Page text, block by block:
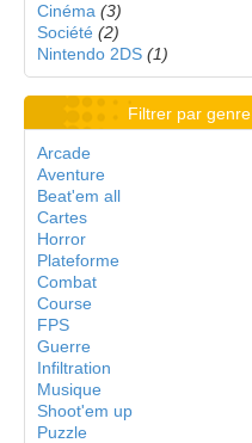
Cinéma (3)
Société (2)
Nintendo 2DS (1)
Filtrer par genre
Arcade
Aventure
Beat'em all
Cartes
Horror
Plateforme
Combat
Course
FPS
Guerre
Infiltration
Musique
Shoot'em up
Puzzle